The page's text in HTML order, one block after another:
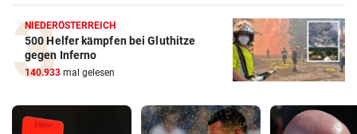
NIEDERÖSTERREICH
500 Helfer kämpfen bei Gluthitze
gegen Inferno
140.933 mal gelesen